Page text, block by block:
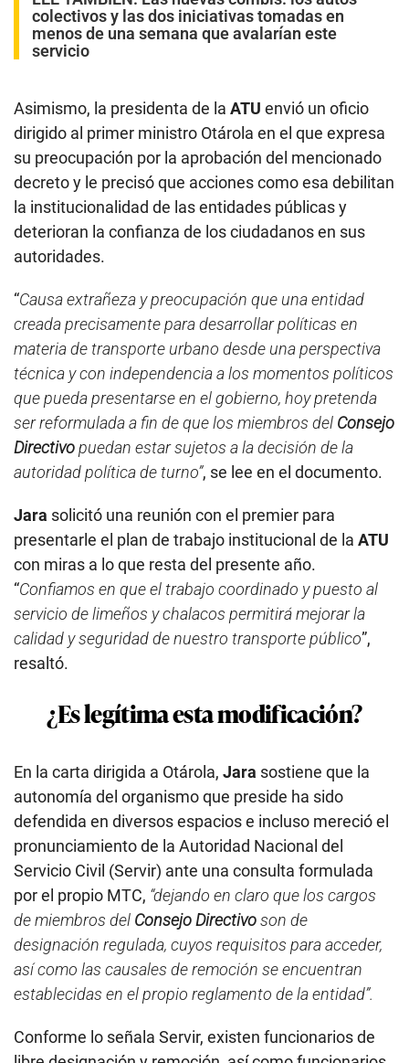
colectivos y las dos iniciativas tomadas en
menos de una semana que avalarían este
servicio
Asimismo, la presidenta de la ATU envió un oficio
dirigido al primer ministro Otárola en el que expresa
su preocupación por la aprobación del mencionado
decreto y le precisó que acciones como esa debilitan
la institucionalidad de las entidades públicas y
deterioran la confianza de los ciudadanos en sus
autoridades.
“Causa extrañeza y preocupación que una entidad
creada precisamente para desarrollar políticas en
materia de transporte urbano desde una perspectiva
técnica y con independencia a los momentos políticos
que pueda presentarse en el gobierno, hoy pretenda
ser reformulada a fin de que los miembros del Consejo
Directivopuedan estar sujetos a la decisión de la
autoridad política de turno”, se lee en el documento.
Jara solicitó una reunión con el premier para
presentarle el plan de trabajo institucional de la ATU
con miras a lo que resta del presente año.
“Confiamos en que el trabajo coordinado y puesto al
servicio de limeños y chalacos permitirá mejorar la
calidad y seguridad de nuestro transporte público”,
resaltó.
¿Es legítima esta modificación?
En la carta dirigida a Otárola, Jara sostiene que la
autonomía del organismo que preside ha sido
defendida en diversos espacios e incluso mereció el
pronunciamiento de la Autoridad Nacional del
Servicio Civil (Servir) ante una consulta formulada
por el propio MTC, “dejando en claro que los cargos
de miembros del Consejo Directivoson de
designación regulada, cuyos requisitos para acceder,
así como las causales de remoción se encuentran
establecidas en el propio reglamento de la entidad”.
Conforme lo señala Servir, existen funcionarios de